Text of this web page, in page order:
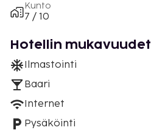
Kunto
7 / 10
Hotellin mukavuudet
Ilmastointi
Baari
Internet
Pysäköinti